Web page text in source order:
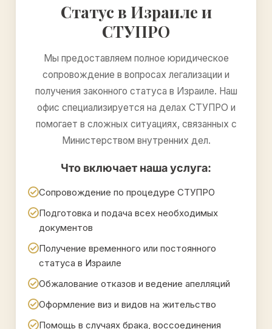
Статус в Израиле и
СТУПРО
Мы предоставляем полное юридическое
сопровождение в вопросах легализации и
получения законного статуса в Израиле. Наш
офис специализируется на делах СТУПРО и
помогает в сложных ситуациях, связанных с
Министерством внутренних дел.
Что включает наша услуга:
Сопровождение по процедуре СТУПРО
Подготовка и подача всех необходимых
документов
Получение временного или постоянного
статуса в Израиле
Обжалование отказов и ведение апелляций
Оформление виз и видов на жительство
Помощь в случаях брака, воссоединения